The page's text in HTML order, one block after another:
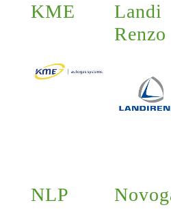
KME
Landi
Renzo
NLP